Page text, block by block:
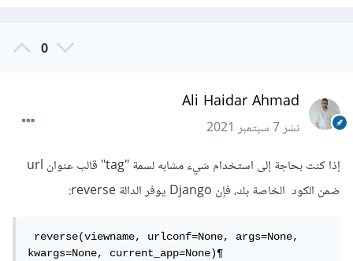
0
Ali Haidar Ahmad
نشر7 سبتمبر 2021
إذا كنت بحاجة إلى استخدام شيء مشابه لسمة "tag" قالب عنوان url
ضمن الكود الخاصة بك، فإن Django يوفر الدالة reverse:
reverse(viewname, urlconf=None, args=None,
kwargs=None, current_app=None)¶